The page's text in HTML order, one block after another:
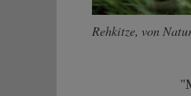
Rehkitze, von